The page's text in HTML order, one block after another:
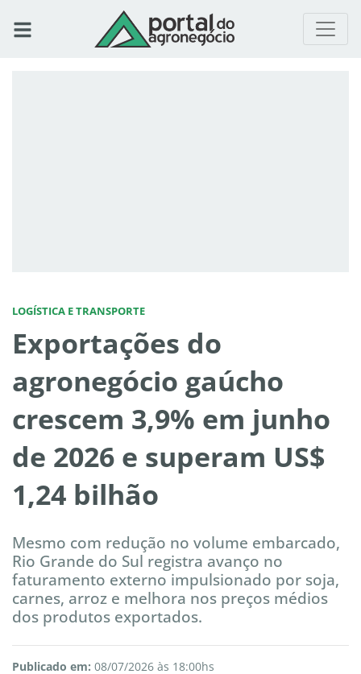
LOGÍSTICA E TRANSPORTE
Exportações do
agronegócio gaúcho
crescem 3,9% em junho
de 2026 e superam US$
1,24 bilhão
Mesmo com redução no volume embarcado,
Rio Grande do Sul registra avanço no
faturamento externo impulsionado por soja,
carnes, arroz e melhora nos preços médios
dos produtos exportados.
Publicado em: 08/07/2026 às 18:00hs